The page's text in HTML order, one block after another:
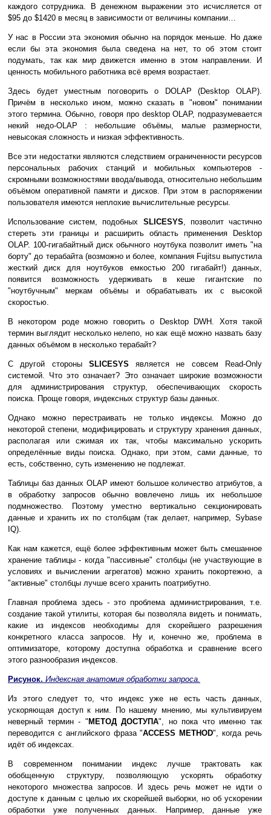
каждого сотрудника. В денежном выражении это исчисляется от
$95 до $1420 в месяц в зависимости от величины компании…
У нас в России эта экономия обычно на порядок меньше. Но даже
если бы эта экономия была сведена на нет, то об этом стоит
подумать, так как мир движется именно в этом направлении. И
ценность мобильного работника всё время возрастает.
Здесь будет уместным поговорить о DOLAP (Desktop OLAP).
Причём в несколько ином, можно сказать в "новом" понимании
этого термина. Обычно, говоря про desktop OLAP, подразумевается
некий недо-OLAP : небольшие объёмы, малые размерности,
невысокая сложность и низкая эффективность.
Все эти недостатки являются следствием ограниченности ресурсов
персональных рабочих станций и мобильных компьютеров -
скромными возможностями ввода/вывода, относительно небольшим
объёмом оперативной памяти и дисков. При этом в распоряжении
пользователя имеются неплохие вычислительные ресурсы.
Использование систем, подобных SLICESYS , позволит частично
стереть эти границы и расширить область применения Desktop
OLAP. 100-гигабайтный диск обычного ноутбука позволит иметь "на
борту" до терабайта (возможно и более, компания Fujitsu выпустила
жесткий диск для ноутбуков емкостью 200 гигабайт!) данных,
появится возможность удерживать в кеше гигантские по
"ноутбучным" меркам объёмы и обрабатывать их с высокой
скоростью.
В некотором роде можно говорить о Desktop DWH. Хотя такой
термин выглядит несколько нелепо, но как ещё можно назвать базу
данных объёмом в несколько терабайт?
С другой стороны SLICESYS является не совсем Read-Only
системой. Что это означает? Это означает широкие возможности
для администрирования структур, обеспечивающих скорость
поиска. Проще говоря, индексных структур базы данных.
Однако можно перестраивать не только индексы. Можно до
некоторой степени, модифицировать и структуру хранения данных,
располагая или сжимая их так, чтобы максимально ускорить
определённые виды поиска. Однако, при этом, сами данные, то
есть, собственно, суть изменению не подлежат.
Таблицы баз данных OLAP имеют большое количество атрибутов, а
в обработку запросов обычно вовлечено лишь их небольшое
подмножество. Поэтому уместно вертикально секционировать
данные и хранить их по столбцам (так делает, например, Sybase
IQ).
Как нам кажется, ещё более эффективным может быть смешанное
хранение таблицы - когда "пассивные" столбцы (не участвующие в
условиях и вычислении агрегатов) можно хранить покортежно, а
"активные" столбцы лучше всего хранить поатрибутно.
Главная проблема здесь - это проблема администрирования, т.е.
создание такой утилиты, которая бы позволяла видеть и понимать,
какие из индексов необходимы для скорейшего разрешения
конкретного класса запросов. Ну и, конечно же, проблема в
оптимизаторе, которому доступна обработка и сравнение всего
этого разнообразия индексов.
Рисунок. Индексная анатомия обработки запроса.
Из этого следует то, что индекс уже не есть часть данных,
ускоряющая доступ к ним. По нашему мнению, мы культивируем
неверный термин - "МЕТОД ДОСТУПА", но пока что именно так
переводится с английского фраза "ACCESS METHOD", когда речь
идёт об индексах.
В современном понимании индекс лучше трактовать как
обобщенную структуру, позволяющую ускорять обработку
некоторого множества запросов. И здесь речь может не идти о
доступе к данным с целью их скорейшей выборки, но об ускорении
обработки уже полученных данных. Например, данные уже